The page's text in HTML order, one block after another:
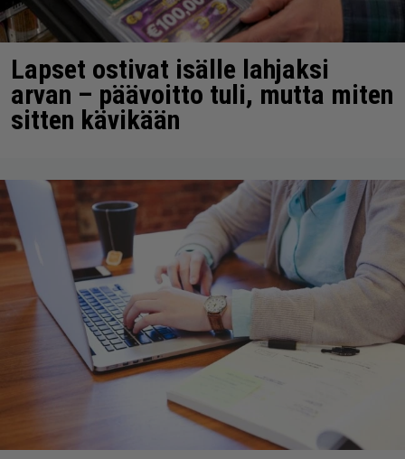
Lapset ostivat isälle lahjaksi
arvan – päävoitto tuli, mutta miten
sitten kävikään